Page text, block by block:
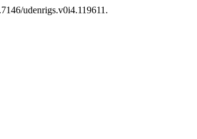
udenrigs.v0i4.119611.